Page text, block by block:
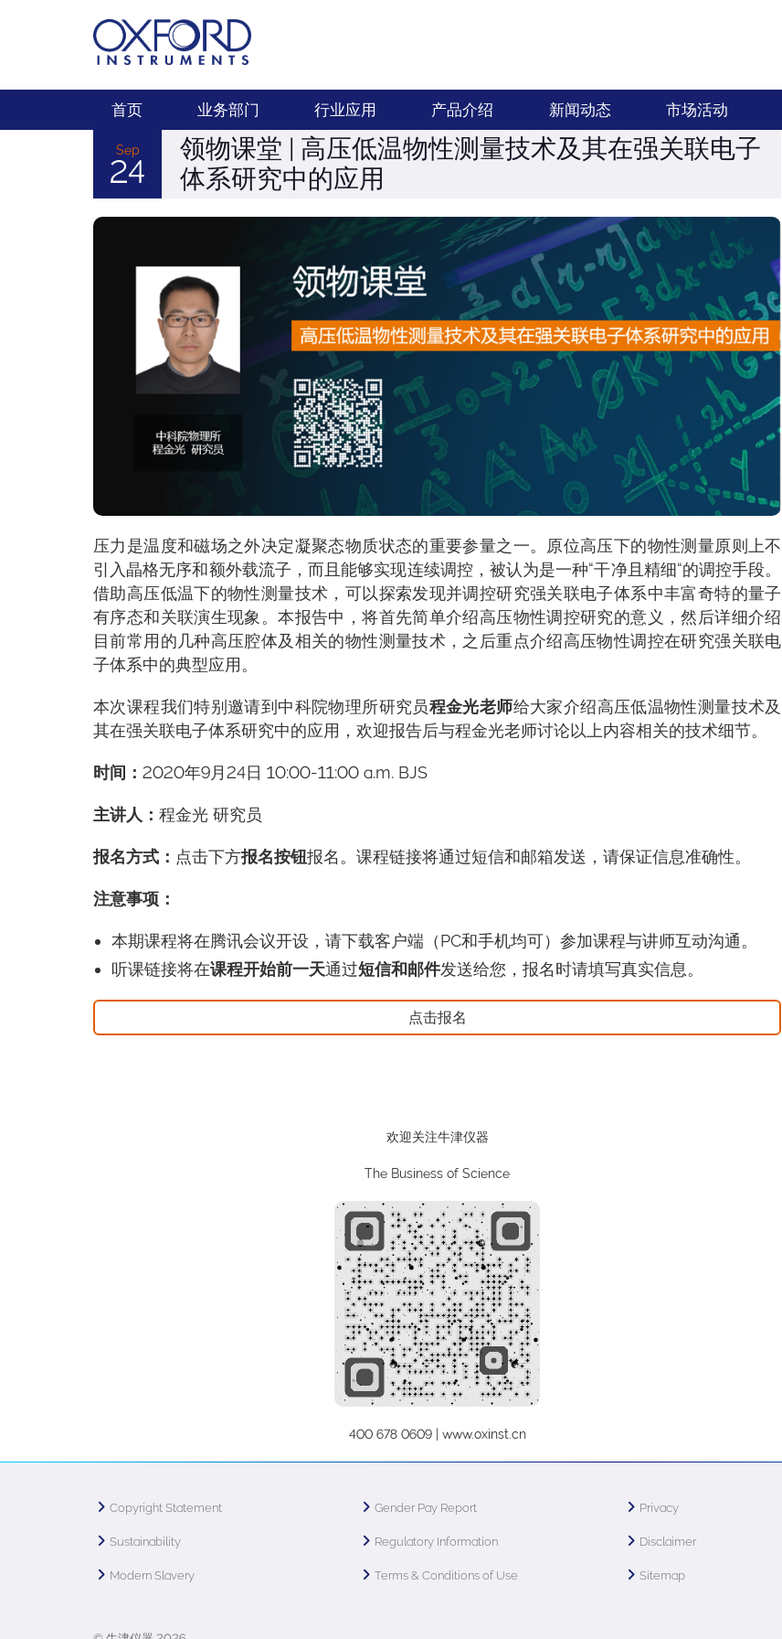
首页 业务部门 行业应用 产品介绍 新闻动态 市场活动
Sep
24
领物课堂 | 高压低温物性测量技术及其在强关联电子
体系研究中的应用
压力是温度和磁场之外决定凝聚态物质状态的重要参量之一。原位高压下的物性测量原则上不
引入晶格无序和额外载流子，而且能够实现连续调控，被认为是一种“干净且精细“的调控手段。
借助高压低温下的物性测量技术，可以探索发现并调控研究强关联电子体系中丰富奇特的量子
有序态和关联演生现象。本报告中，将首先简单介绍高压物性调控研究的意义，然后详细介绍
目前常用的几种高压腔体及相关的物性测量技术，之后重点介绍高压物性调控在研究强关联电
子体系中的典型应用。
本次课程我们特别邀请到中科院物理所研究员程金光老师给大家介绍高压低温物性测量技术及
其在强关联电子体系研究中的应用，欢迎报告后与程金光老师讨论以上内容相关的技术细节。
时间： 2020年9月24日 10:00-11:00 a.m. BJS
主讲人： 程金光 研究员
报名方式： 点击下方报名按钮报名。课程链接将通过短信和邮箱发送，请保证信息准确性。
注意事项：
本期课程将在腾讯会议开设，请下载客户端（PC和手机均可）参加课程与讲师互动沟通。
听课链接将在课程开始前一天通过短信和邮件发送给您，报名时请填写真实信息。
点击报名
欢迎关注牛津仪器
The Business of Science
400 678 0609 | www.oxinst.cn
Copyright Statement
Sustainability
Modern Slavery
Gender Pay Report
Regulatory Information
Terms & Conditions of Use
Privacy
Disclaimer
Sitemap